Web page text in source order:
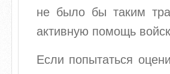
не было бы таким
активную помощь
Если попытаться